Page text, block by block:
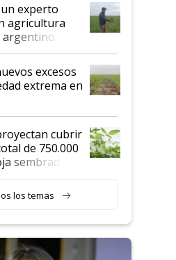
experto
agricultura
excesos
extrema en
cubrir
de 750.000
sembradas
un
en genética y
los temas